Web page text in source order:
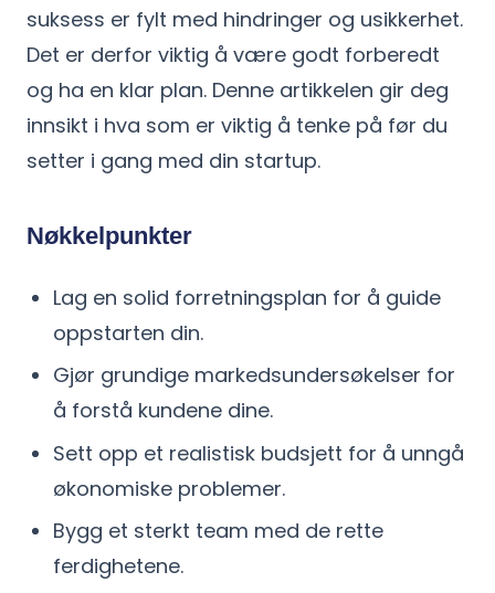
suksess er fylt med hindringer og usikkerhet.
Det er derfor viktig å være godt forberedt
og ha en klar plan. Denne artikkelen gir deg
innsikt i hva som er viktig å tenke på før du
setter i gang med din startup.
Nøkkelpunkter
Lag en solid forretningsplan for å guide
oppstarten din.
Gjør grundige markedsundersøkelser for
å forstå kundene dine.
Sett opp et realistisk budsjett for å unngå
økonomiske problemer.
Bygg et sterkt team med de rette
ferdighetene.